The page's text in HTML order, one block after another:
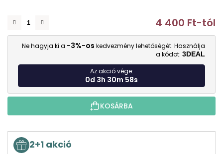
4 400 Ft-tól
Ne hagyja ki a -3%-os kedvezmény lehetőségét. Használja
a kódot: 3DEAL
Az akció vége:
0d 3h 30m 57s
KOSÁRBA
2+1 akció